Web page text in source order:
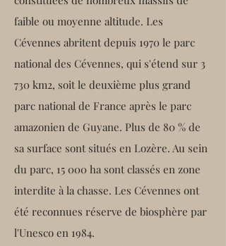
faible ou moyenne altitude. Les
Cévennes abritent depuis 1970 le parc
national des Cévennes, qui s'étend sur 3
730 km2, soit le deuxième plus grand
parc national de France après le parc
amazonien de Guyane. Plus de 80 % de
sa surface sont situés en Lozère. Au sein
du parc, 15 000 ha sont classés en zone
interdite à la chasse. Les Cévennes ont
été reconnues réserve de biosphère par
l'Unesco en 1984.